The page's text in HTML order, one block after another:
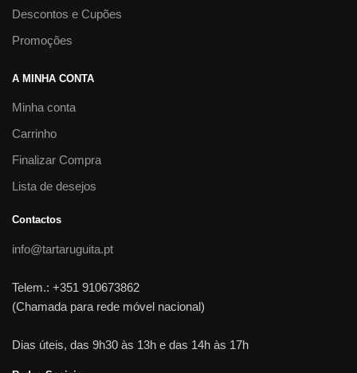
Descontos e Cupões
Promoções
A MINHA CONTA
Minha conta
Carrinho
Finalizar Compra
Lista de desejos
Contactos
info@tartaruguita.pt
Telem.: +351 910673862
(Chamada para rede móvel nacional)
Dias úteis, das 9h30 às 13h e das 14h às 17h